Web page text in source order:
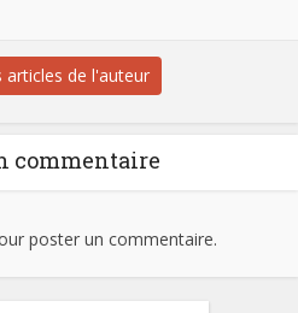
articles de l'auteur
commentaire
poster un commentaire.